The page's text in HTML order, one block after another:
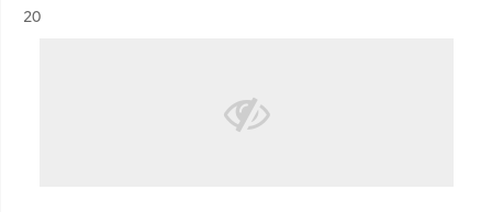
Résultat n°
20